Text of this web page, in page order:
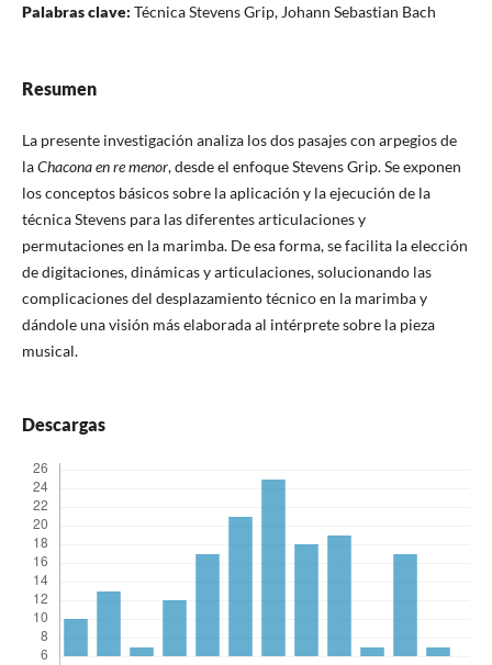
Palabras clave: Técnica Stevens Grip, Johann Sebastian Bach
Resumen
La presente investigación analiza los dos pasajes con arpegios de
laChacona en re menor, desde el enfoque Stevens Grip. Se exponen
los conceptos básicos sobre la aplicación y la ejecución de la
técnica Stevens para las diferentes articulaciones y
permutaciones en la marimba. De esa forma, se facilita la elección
de digitaciones, dinámicas y articulaciones, solucionando las
complicaciones del desplazamiento técnico en la marimba y
dándole una visión más elaborada al intérprete sobre la pieza
musical.
Descargas